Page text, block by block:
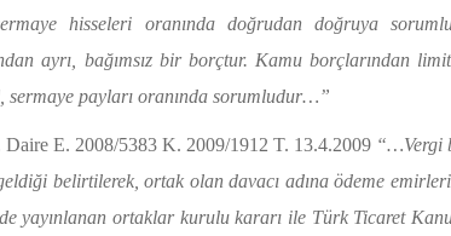
hisseleri oranında doğrudan doğruya
ayrı, bağımsız bir borçtur. Kamu borçlarından
sermaye payları oranında sorumludur…”
Daire E. 2008/5383 K. 2009/1912 T. 13.4.2009 “…Vergi
belirtilerek, ortak olan davacı adına ödeme
yayınlanan ortaklar kurulu kararı ile Türk Ticaret